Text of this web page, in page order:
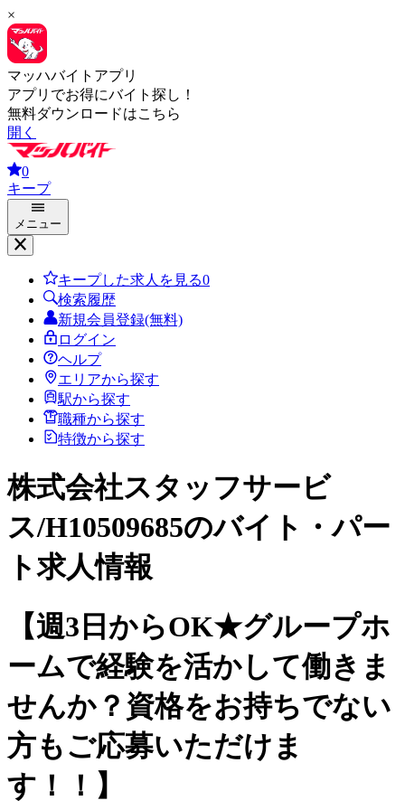
×
マッハバイトアプリ
アプリでお得にバイト探し！
無料ダウンロードはこちら
開く
0
キープ
メニュー
キープした求人を見る0
検索履歴
新規会員登録(無料)
ログイン
ヘルプ
エリアから探す
駅から探す
職種から探す
特徴から探す
株式会社スタッフサービ
ス/H10509685のバイト・パー
ト求人情報
【週3日からOK★グループホ
ームで経験を活かして働きま
せんか？資格をお持ちでない
方もご応募いただけま
す！！】